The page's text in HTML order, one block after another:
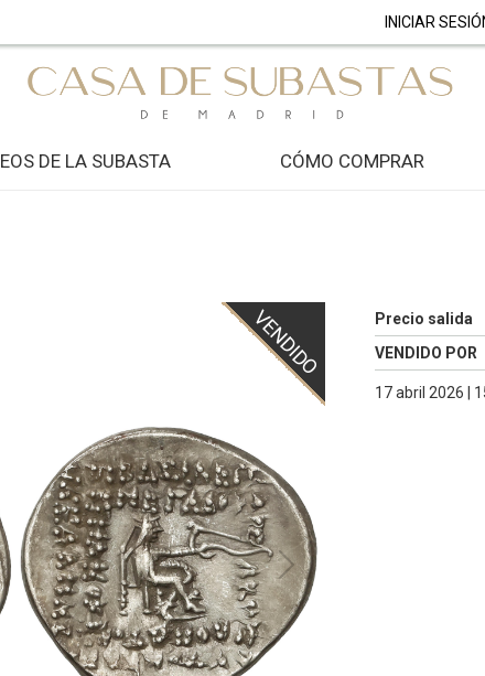
INICIAR
DE LA SUBASTA CÓMO COMPRAR
VENDIDO Precio salida
VENDIDO POR
17 abril 2026 |